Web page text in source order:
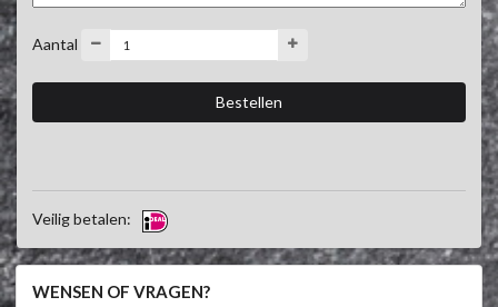
Aantal
Veilig betalen:
WENSEN OF VRAGEN?